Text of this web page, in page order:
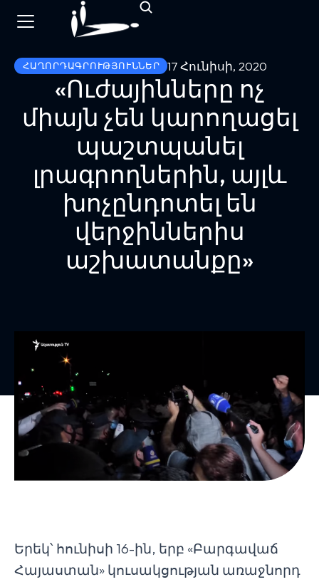
ՀԱՂՈՐԴԱԳՐՈՒԹՅՈՒՆՆԵՐ 17 Հունիսի, 2020
«Ուժայինները ոչ
միայն չեն կարողացել
պաշտպանել
լրագրողներին, այլև
խոչընդոտել են
վերջիններիս
աշխատանքը»
Երեկ՝ հունիսի 16-ին, երբ «Բարգավաճ
Հայաստան» կուսակցության առաջնորդ